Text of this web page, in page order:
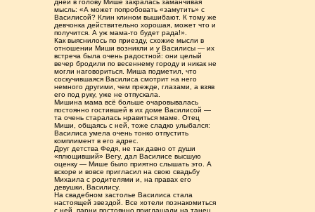
дней в голову Мише закралась заманчивая
мысль: «А может попробовать «замутить» с
Василисой? Клин клином вышибают. К тому же
девчонка действительно хорошая, может что и
получится. А уж мама-то будет рада!».
Как выяснилось по приезду, схожие мысли в
отношении Миши возникли и у Василисы — их
встреча была очень радостной: они целый
вечер бродили по весеннему городу и никак не
могли наговориться. Миша подметил, что
соскучившаяся Василиса смотрит на него
немного другими, чем прежде, глазами, а взяв
его под руку, уже не отпускала.
Мишина мама всё больше очаровывалась
постоянно гостившей в их доме Василисой —
та очень старалась нравиться маме. Отец
Миши, общаясь с ней, тоже сладко улыбался:
Василиса умела очень тонко отпустить
комплимент в его адрес.
Друг детства Федя, не так давно от души
«плющивший» Вегу, дал Василисе высшую
оценку — Мише было приятно слышать это. А
вскоре и вовсе пригласил на свою свадьбу
Михаила с родителями и, на правах его
девушки, Василису.
На свадебном застолье Василиса стала
настоящей звездой. Все хотели познакомиться
с ней, парни постоянно приглашали на танец.